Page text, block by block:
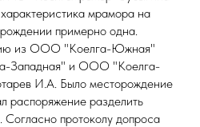
мрамора на
примерно одна.
из ООО "Коелга-Южная"
Западная" и ООО "Коелга-
И.А. Было месторождение
разделить
протоколу допроса